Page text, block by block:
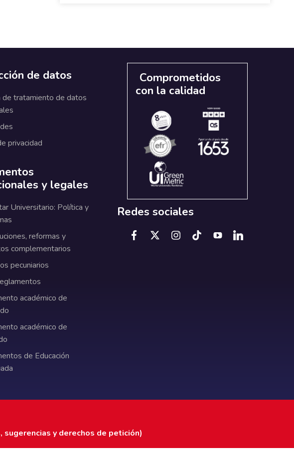
de datos
de tratamiento de datos
privacidad
y legales
Universitario: Política y
reformas y
complementarios
pecuniarios
académico de
académico de
de Educación
Comprometidos
con la calidad
Redes sociales
y derechos de petición)